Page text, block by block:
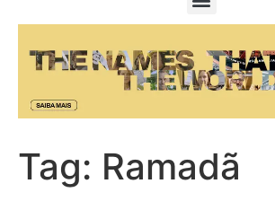
Tag: Ramadã